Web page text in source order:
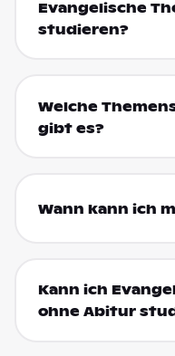
Evangelische
studieren?
Welche
gibt es?
Wann kann ich
Kann ich
ohne Abitur